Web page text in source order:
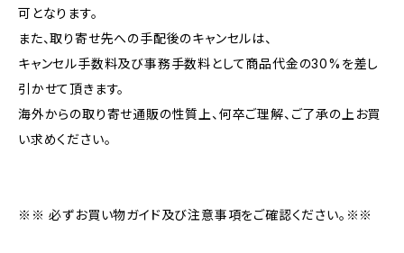
可となります。
また、取り寄せ先への手配後のキャンセルは、
キャンセル手数料及び事務手数料として商品代金の30%を差し
引かせて頂きます。
海外からの取り寄せ通販の性質上、何卒ご理解、ご了承の上お買
い求めください。
※※ 必ずお買い物ガイド及び注意事項をご確認ください。※※